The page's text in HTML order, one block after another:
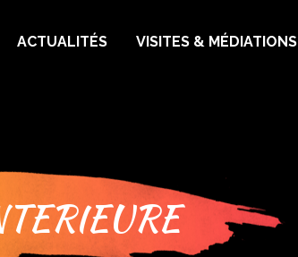
ACTUALITÉS VISITES & MÉDIATIONS